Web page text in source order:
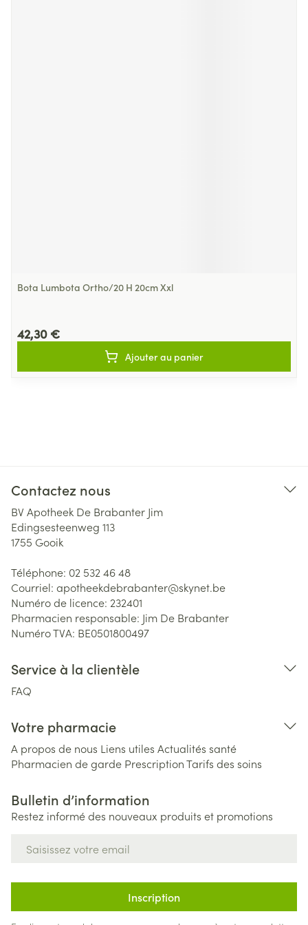
Bota Lumbota Ortho/20 H 20cm Xxl
42,30 €
Ajouter au panier
Contactez nous
BV Apotheek De Brabanter Jim
Edingsesteenweg 113
1755 Gooik
Téléphone: 02 532 46 48
Courriel: apotheekdebrabanter@skynet.be
Numéro de licence: 232401
Pharmacien responsable: Jim De Brabanter
Numéro TVA: BE0501800497
Service à la clientèle
FAQ
Votre pharmacie
A propos de nous Liens utiles Actualités santé
Pharmacien de garde PrescriptionTarifs des soins
Bulletin d’information
Restez informé des nouveaux produits et promotions
Inscription